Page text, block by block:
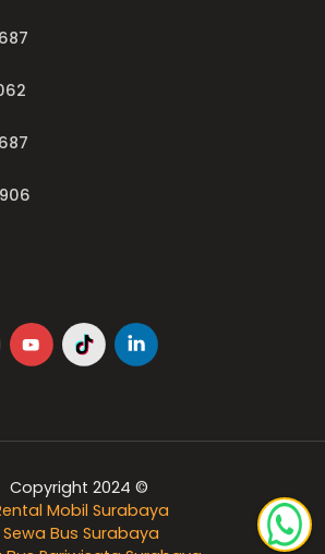
Copyright 2024 ©
Mobil Surabaya
Sewa Bus Surabaya